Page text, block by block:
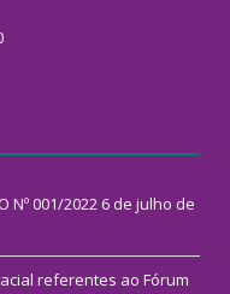
Nº 001/2022 6 de julho de
referentes ao Fórum